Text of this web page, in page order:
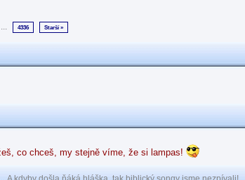
... 4336 Starší »
co chceš, my stejně víme, že si lampas!